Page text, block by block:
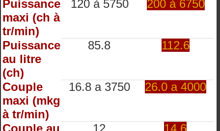
Puissance
maxi (ch à
tr/min)
120 à 5750 200 à 6750
Puissance
au litre
(ch)
85.8 112.6
Couple
maxi (mkg
à tr/min)
16.8 a 3750 26.0 a 4000
Couple au 12 14.6